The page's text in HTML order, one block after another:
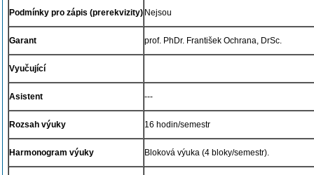
Podmínky pro zápis (prerekvizity) Nejsou
Garant prof. PhDr. František Ochrana, DrSc.
Vyučující
Asistent ---
Rozsah výuky 16 hodin/semestr
Harmonogram výuky Bloková výuka (4 bloky/semestr).